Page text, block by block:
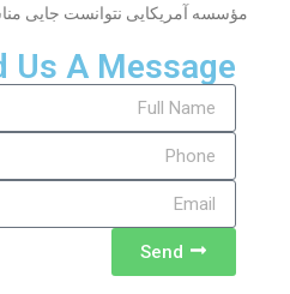
مؤسسه آمریکایی نتوانست جایی
Us A Message
Send